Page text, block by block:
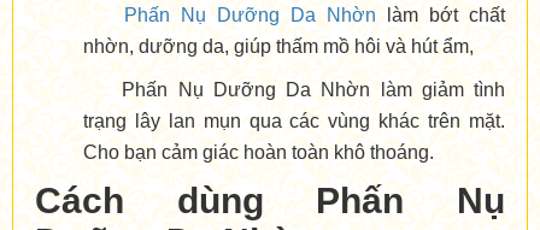
Phấn Nụ Dưỡng Da Nhờn làm bớt chất
nhờn, dưỡng da, giúp thấm mồ hôi và hút ẩm,
Phấn Nụ Dưỡng Da Nhờn làm giảm tình
trạng lây lan mụn qua các vùng khác trên mặt.
Cho bạn cảm giác hoàn toàn khô thoáng.
Cách dùng Phấn Nụ